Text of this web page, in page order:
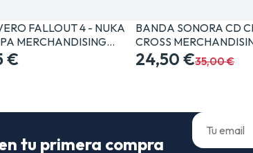
FALLOUT 4 - NUKA
MERCHANDISING…
€
BANDA SONORA CD
CROSS
24,50 €35,00 €
tu primera compra